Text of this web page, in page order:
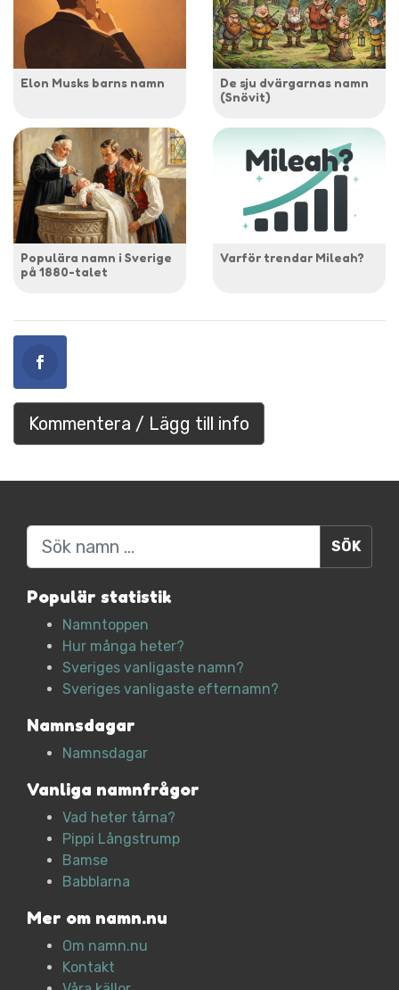
Elon Musks barns namn
De sju dvärgarnas namn
(Snövit)
Populära namn i Sverige
på 1880-talet
Varför trendar Mileah?
Kommentera / Lägg till info
Sök
Populär statistik
Namntoppen
Hur många heter?
Sveriges vanligaste namn?
Sveriges vanligaste efternamn?
Namnsdagar
Namnsdagar
Vanliga namnfrågor
Vad heter tårna?
Pippi Långstrump
Bamse
Babblarna
Mer om namn.nu
Om namn.nu
Kontakt